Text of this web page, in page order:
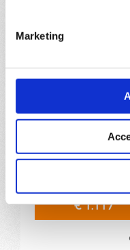
Marketing
Mediterraneo10
Pireo, Kusadasi,
Pireo
24/10/2028
€ 1.117